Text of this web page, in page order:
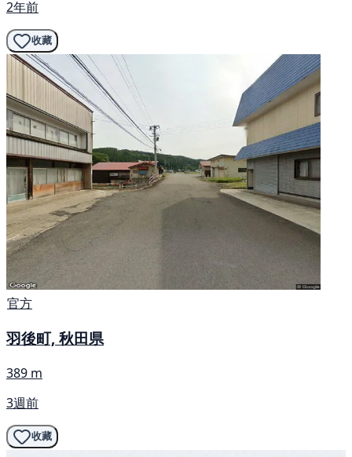
2年前
收藏
官方
羽後町, 秋田県
389 m
3週前
收藏